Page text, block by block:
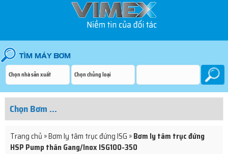
Trang chủ »Bơm ly tâm trục đứng ISG »Bơm ly tâm trục đứng
HSP Pump thân Gang/Inox ISG100-350